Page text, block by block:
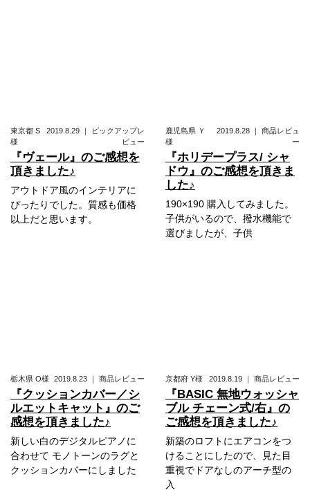
東京都 S
様
2019.8.29 ｜
ピックアップレ
ビュー
『ヴェール』のご感想を
頂きました♪
アウトドア風のインテリアに
ぴったりでした。質感も価格
以上だと思います。
鹿児島県 Ｙ
様
2019.8.28 ｜ 商品レビュ
ー
『ホリデープラス/ シャ
ドウ』のご感想を頂きま
した♪
190×190 購入してみました。
子供がいるので、撥水機能で
選びましたが、子供
栃木県 O様 2019.8.23 ｜ 商品レビュー
『クッションカバー／シ
ルエットキャット』のご
感想を頂きました♪
新しい白のデジタルピアノに
合わせて モノトーンのラグと
クッションカバーにしました
京都府 Y様 2019.8.19 ｜ 商品レビュー
『BASIC 無地ウォッシャ
ブル チェーン式/右』の
ご感想を頂きました♪
新築のロフトにエアコンをつ
けることにしたので、見た目
重視でドアなしのアーチ型の
入